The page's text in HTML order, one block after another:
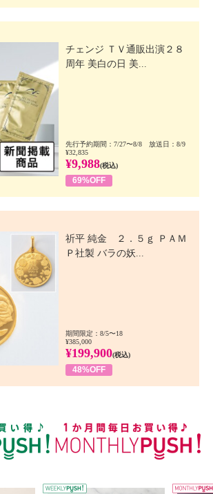
チェンジ ＴＶ通販出演２８
周年 美白の日 美...
先行予約期間：7/27〜8/8 放送日：8/9
¥32,835
¥9,988(税込)
69%OFF
祈平 純金 ２．５ｇ ＰＡＭ
Ｐ社製 バラの妖...
期間限定：8/5〜18
¥385,000
¥199,900(税込)
48%OFF
WEEKLY PUSH